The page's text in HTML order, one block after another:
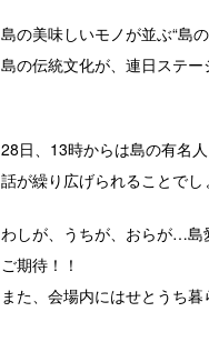
島の美味しいモノが並ぶ“島
島の伝統文化が、連日ステー
28日、13時からは島の有名
話が繰り広げられることでし
わしが、うちが、おらが…島
ご期待！！
また、会場内にはせとうち